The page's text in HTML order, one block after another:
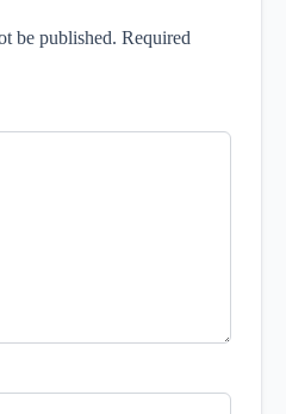
be published. Required